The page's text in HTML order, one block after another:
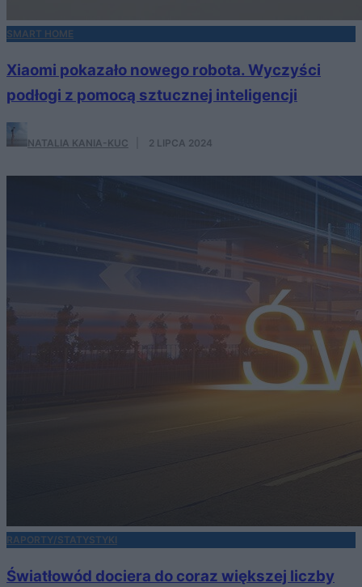
SMART HOME
Xiaomi pokazało nowego robota. Wyczyści
podłogi z pomocą sztucznej inteligencji
NATALIA KANIA-KUC 2 LIPCA 2024
RAPORTY/STATYSTYKI
Światłowód dociera do coraz większej liczby